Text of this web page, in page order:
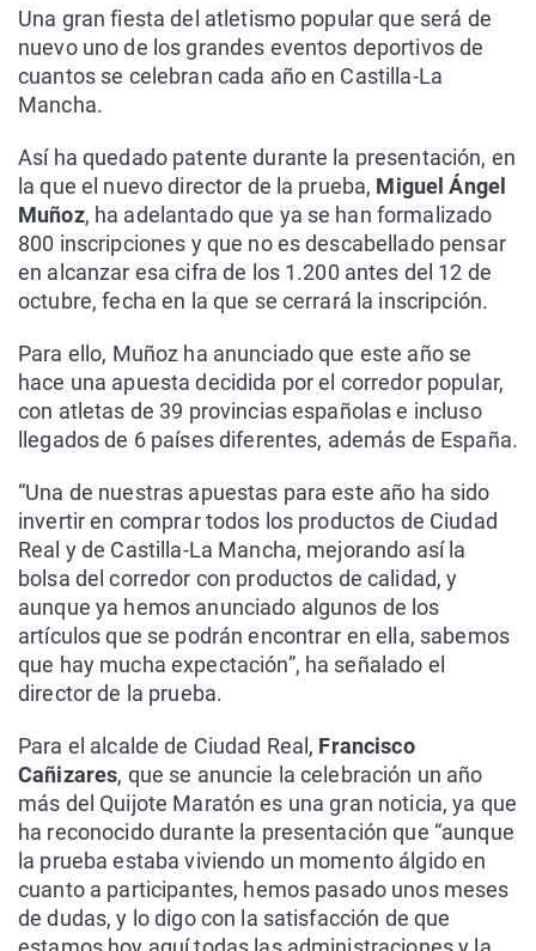
Una gran fiesta del atletismo popular que será de
nuevo uno de los grandes eventos deportivos de
cuantos se celebran cada año en Castilla-La
Mancha.
Así ha quedado patente durante la presentación, en
la que el nuevo director de la prueba, Miguel Ángel
Muñoz, ha adelantado que ya se han formalizado
800 inscripciones y que no es descabellado pensar
en alcanzar esa cifra de los 1.200 antes del 12 de
octubre, fecha en la que se cerrará la inscripción.
Para ello, Muñoz ha anunciado que este año se
hace una apuesta decidida por el corredor popular,
con atletas de 39 provincias españolas e incluso
llegados de 6 países diferentes, además de España.
“Una de nuestras apuestas para este año ha sido
invertir en comprar todos los productos de Ciudad
Real y de Castilla-La Mancha, mejorando así la
bolsa del corredor con productos de calidad, y
aunque ya hemos anunciado algunos de los
artículos que se podrán encontrar en ella, sabemos
que hay mucha expectación”, ha señalado el
director de la prueba.
Para el alcalde de Ciudad Real, Francisco
Cañizares, que se anuncie la celebración un año
más del Quijote Maratón es una gran noticia, ya que
ha reconocido durante la presentación que “aunque
la prueba estaba viviendo un momento álgido en
cuanto a participantes, hemos pasado unos meses
de dudas, y lo digo con la satisfacción de que